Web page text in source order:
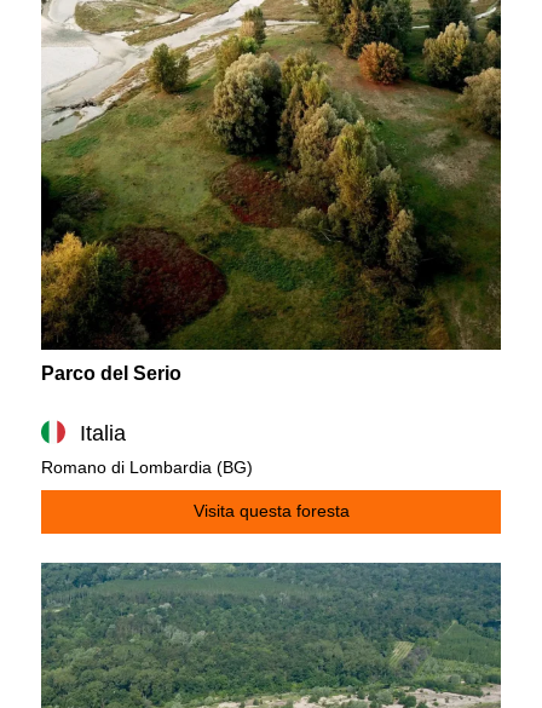
Parco del Serio
Italia
Romano di Lombardia (BG)
Visita questa foresta